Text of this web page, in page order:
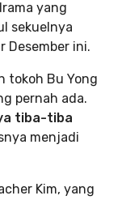
yang
sekuelnya
Desember ini.
tokoh Bu Yong
pernah ada.
tiba-tiba
menjadi
Kim, yang